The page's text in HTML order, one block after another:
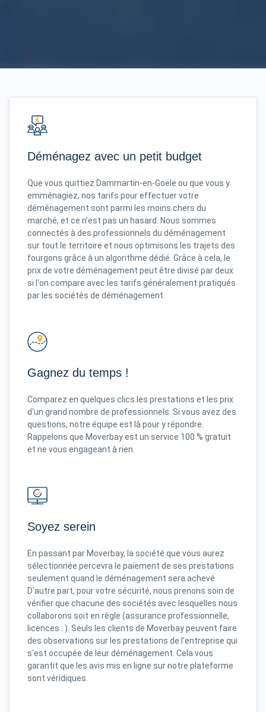
Déménagez avec un petit budget
Que vous quittiez Dammartin-en-Goële ou que vous y
emménagiez, nos tarifs pour effectuer votre
déménagement sont parmi les moins chers du
marché, et ce n'est pas un hasard. Nous sommes
connectés à des professionnels du déménagement
sur tout le territoire et nous optimisons les trajets des
fourgons grâce à un algorithme dédié. Grâce à cela, le
prix de votre déménagement peut être divisé par deux
si l'on compare avec les tarifs généralement pratiqués
par les sociétés de déménagement.
Gagnez du temps !
Comparez en quelques clics les prestations et les prix
d'un grand nombre de professionnels. Si vous avez des
questions, notre équipe est là pour y répondre.
Rappelons que Moverbay est un service 100 % gratuit
et ne vous engageant à rien.
Soyez serein
En passant par Moverbay, la société que vous aurez
sélectionnée percevra le paiement de ses prestations
seulement quand le déménagement sera achevé.
D'autre part, pour votre sécurité, nous prenons soin de
vérifier que chacune des sociétés avec lesquelles nous
collaborons soit en règle (assurance professionnelle,
licences...). Seuls les clients de Moverbay peuvent faire
des observations sur les prestations de l'entreprise qui
s'est occupée de leur déménagement. Cela vous
garantit que les avis mis en ligne sur notre plateforme
sont véridiques.